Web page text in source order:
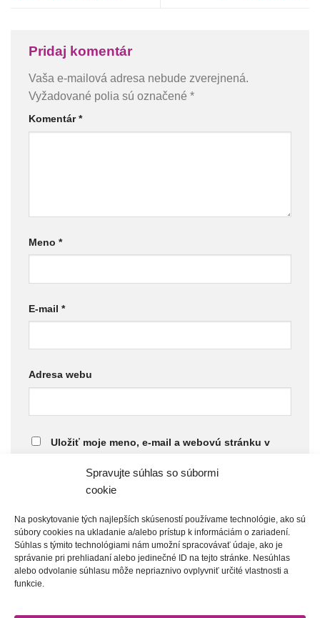
Spravujte súhlas so súbormi
cookie
Na poskytovanie tých najlepších skúseností používame technológie, ako sú
súbory cookies na ukladanie a/alebo prístup k informáciám o zariadení.
Súhlas s týmito technológiami nám umožní spracovávať údaje, ako je
správanie pri prehliadaní alebo jedinečné ID na tejto stránke. Nesúhlas
alebo odvolanie súhlasu môže nepriaznivo ovplyvniť určité vlastnosti a
funkcie.
Pridaj komentár
Vaša e-mailová adresa nebude zverejnená.
Vyžadované polia sú označené *
Komentár*
Meno *
E-mail *
Adresa webu
Uložiť moje meno, e-mail a webovú stránku v
tomto prehliadači pre moje budúce komentáre.
This site is protected by reCaptcha and the Google